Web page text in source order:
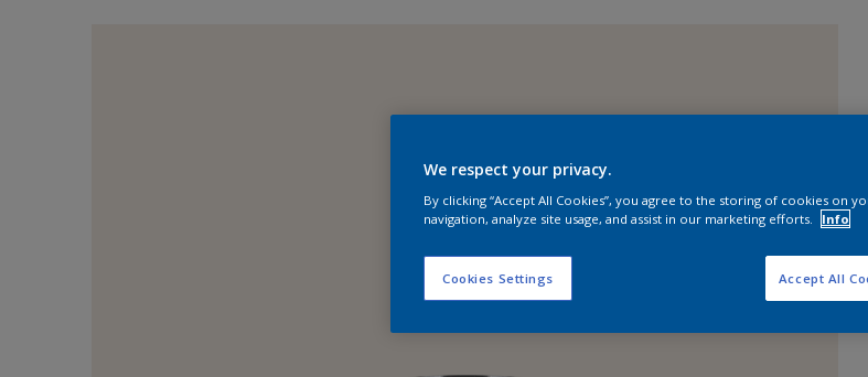
We respect your privacy.
By clicking “Accept All Cookies”, you agree to the storing of cookies on
navigation, analyze site usage, and assist in our marketing efforts.
Info
Cookies Settings Accept All